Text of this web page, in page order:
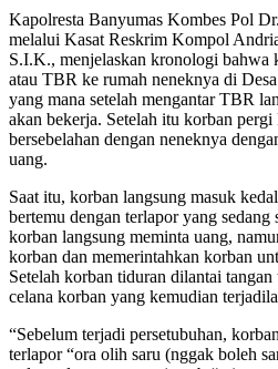
Kapolresta Banyumas Kombes Pol
melalui Kasat Reskrim Kompol
S.I.K., menjelaskan kronologi bahwa
atau TBR ke rumah neneknya di
yang mana setelah mengantar TBR
akan bekerja. Setelah itu korban
bersebelahan dengan neneknya
uang.
Saat itu, korban langsung masuk
bertemu dengan terlapor yang
korban langsung meminta uang,
korban dan memerintahkan korban
Setelah korban tiduran dilantai
celana korban yang kemudian
“Sebelum terjadi persetubuhan,
terlapor “ora olih saru (nggak boleh